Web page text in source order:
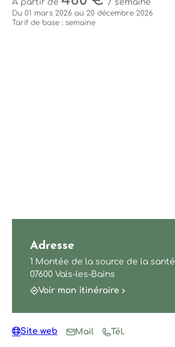
À partir de / semaine
Du 01 mars 2026 au 20 décembre 2026
Tarif de base : semaine
Adresse
1 Montée de la source de la santé
07600 Vals-les-Bains
Voir mon itinéraire
Site web Mail Tél.